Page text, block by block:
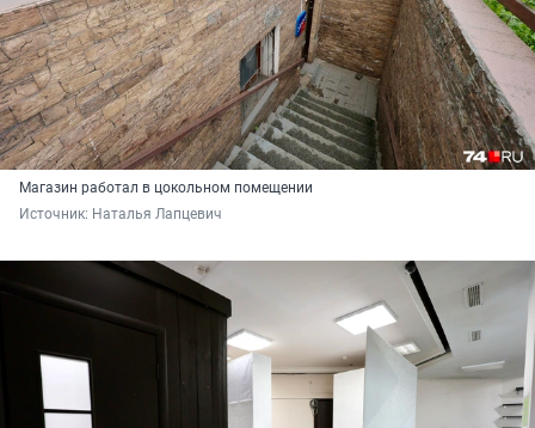
Магазин работал в цокольном помещении
Источник: Наталья Лапцевич